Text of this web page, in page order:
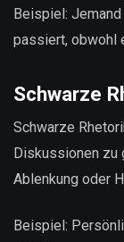
Beispiel:
passiert, obwohl
Schwarze
Schwarze
Diskussionen zu
Ablenkung oder
Beispiel: